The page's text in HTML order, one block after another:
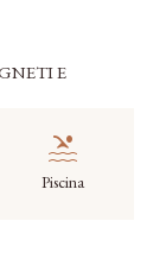
E
pool
Piscina